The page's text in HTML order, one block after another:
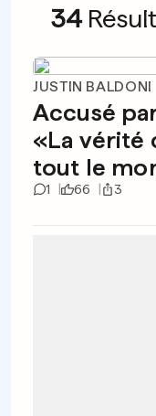
34
JUSTIN BALDONI
Accusé
«La vérité
tout le
1 66 3